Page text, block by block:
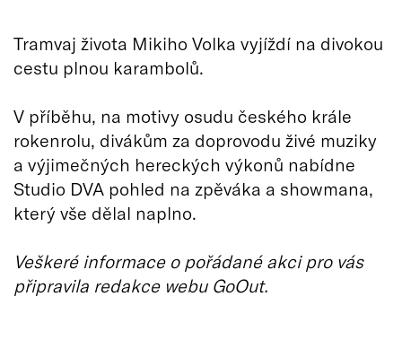
Tramvaj života Mikiho Volka vyjíždí na divokou
cestu plnou karambolů.
V příběhu, na motivy osudu českého krále
rokenrolu, divákům za doprovodu živé muziky
a výjimečných hereckých výkonů nabídne
Studio DVA pohled na zpěváka a showmana,
který vše dělal naplno.
Veškeré informace o pořádané akci pro vás
připravila redakce webu GoOut.